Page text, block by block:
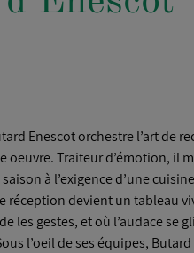
Enescot orchestre l’art de
oeuvre. Traiteur d’émotion, il
à l’exigence d’une
réception devient un tableau
les gestes, et où l’audace se
l’oeil de ses équipes,